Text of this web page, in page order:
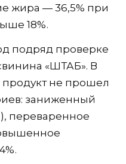
жира — 36,5% при
18%.
подряд проверке
«ШТАБ». В
не прошел
заниженный
переваренное